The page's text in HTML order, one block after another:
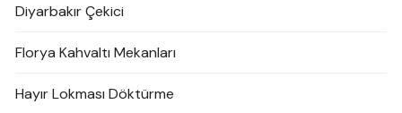
Diyarbakır Çekici
Florya Kahvaltı Mekanları
Hayır Lokması Döktürme